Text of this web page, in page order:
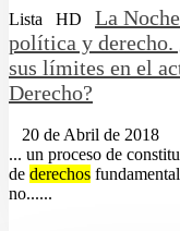
Lista HD
La
política y derecho.
sus límites en el
Derecho?
20 de Abril de 2018
... un proceso de
de derechos
no......